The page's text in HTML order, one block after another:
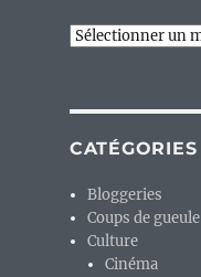
Archives
CATÉGORIES
Bloggeries
Coups de gueule
Culture
Cinéma